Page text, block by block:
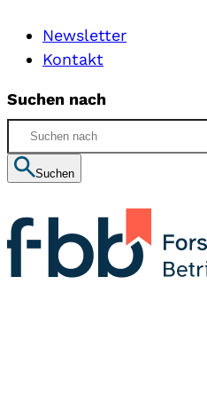
Newsletter
Kontakt
Suchen nach
Suchen